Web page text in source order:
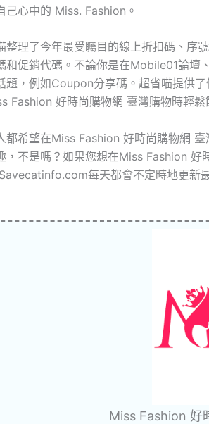
己心中的 Miss. Fashion。
整理了今年最受矚目的線上折扣碼、序
和促銷代碼。不論你是在Mobile01論壇
題，例如Coupon分享碼。超省喵提供
Fashion 好時尚購物網 臺灣購物時輕鬆
都希望在Miss Fashion 好時尚購物網
，不是嗎？如果您想在Miss Fashion
每天都會不定時地更新
Miss Fashion 好